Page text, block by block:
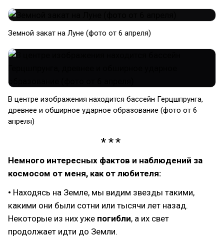
Земной закат на Луне (фото от 6 апреля)
В центре изображения находится бассейн Герцшпрунга,
древнее и обширное ударное образование (фото от 6
апреля)
Немного интересных фактов и наблюдений за
космосом от меня, как от любителя:
• Находясь на Земле, мы видим звезды такими,
какими они были сотни или тысячи лет назад.
Некоторые из них уже погибли, а их свет
продолжает идти до Земли.